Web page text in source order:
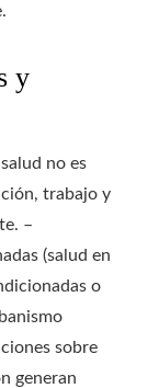
y
no es
trabajo y
–
(salud en
o
sobre
generan